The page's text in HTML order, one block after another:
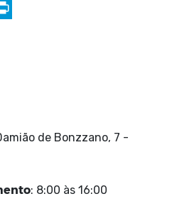
de Bonzzano, 7 -
: 8:00 às 16:00